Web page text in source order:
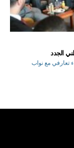
الجدد
تعارفي مع نواب